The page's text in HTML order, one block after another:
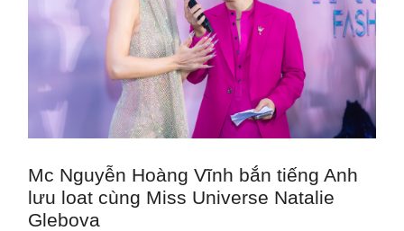
Mc Nguyễn Hoàng Vĩnh bắn tiếng Anh
lưu loat cùng Miss Universe Natalie
Glebova